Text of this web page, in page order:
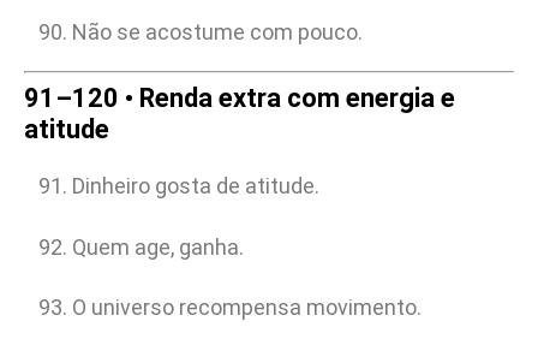
Não se acostume com pouco.
91–120 • Renda extra com energia e
atitude
Dinheiro gosta de atitude.
Quem age, ganha.
O universo recompensa movimento.